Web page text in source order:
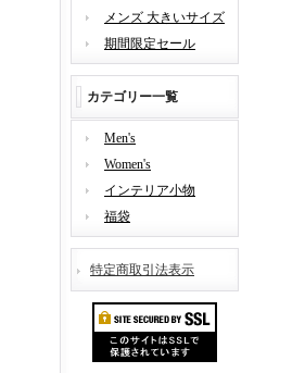
メンズ 大きいサイズ
期間限定セール
カテゴリー一覧
Men's
Women's
インテリア小物
福袋
特定商取引法表示